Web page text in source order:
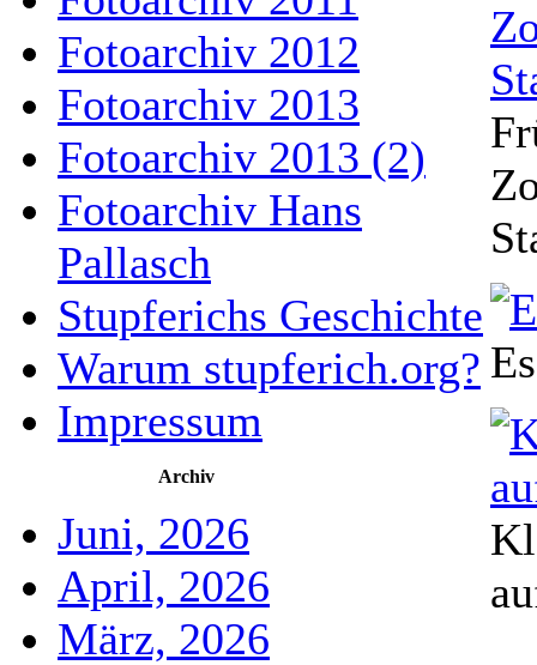
Fotoarchiv 2012
Fotoarchiv 2013
Fotoarchiv 2013 (2)
Fotoarchiv Hans
Pallasch
Stupferichs Geschichte
Warum stupferich.org?
Impressum
Archiv
Juni, 2026
April, 2026
März, 2026